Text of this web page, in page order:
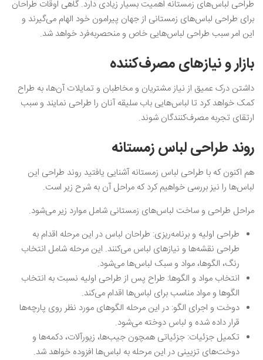
طراحی لباس‌های زمستانه اهمیت بسیار زیادی دارد. گاهی اوقات طراحان
برای طراحی لباس‌های زمستانی از جهان پیرامون خود الهام می‌گیرند و
این امر سبب طراحی لباس‌هایی خاص و منحصربه‌فرد خواهد شد.
بازار و نیازهای مصرف‌کننده
داشتن درک عمیق از نیاز مشتریان و مخاطبان و تمایلات آن‌ها، به طراح
کمک خواهد کرد تا لباس‌هایی باب سلیقه آنان را طراحی نمایند و سبب
ارتقای تجربه مصرف‌کنندگان شوند.
روند طراحی لباس‌ زمستانه
هم اکنون که با طراحی لباس زمستانه آشنایی یافتید روند طراحی این
لباس‌ها را نیز بررسی خواهیم کرد که مراحل آن به شرح زیر است.
مراحل طراحی و ساخت لباس‌های زمستانی شامل موارد زیر می‌شود.
طراحی اولیه و برنامه‌ریزی: طراحان لباس در این مرحله اقدام به
طراحی نقشه‌ها و نیازهای لباس می‌کنند. این مرحله شامل انتخاب
رنگ، الگوها، مواد و سبک لباس‌ها می‌شود.
انتخاب مواد و الگوها: طراح پس از طراحی اولیه نسبت به انتخاب
الگوها و مواد مناسب برای لباس‌ها اقدام می‌کند.
دوخت و اجرای الگو: در این مرحله الگوهای مورد نظر روی پارچه‌ها
قرار داده شده و لباس دوخته می‌شود.
تکمیل جزئیات: جزئیاتی همچون جیب‌ها، زیورآلات، دکمه‌ها و
دوخت‌های تزیینی در این مرحله به لباس‌ها افزوده خواهد شد.